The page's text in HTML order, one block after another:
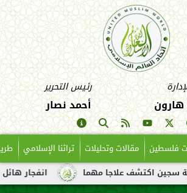
رئيس التحرير
أحمد نصار
فلسطين مقالات وتحليلات تراثنا الإسلامي
انفجار هائل لناقلة نفط علاجا مهما